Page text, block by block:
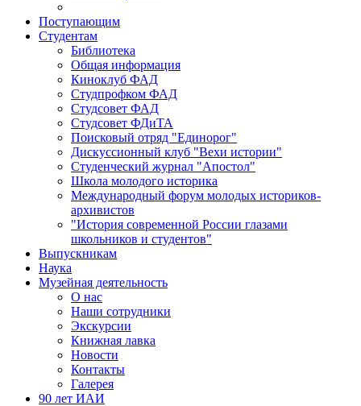
Поступающим
Студентам
Библиотека
Общая информация
Киноклуб ФАД
Студпрофком ФАД
Студсовет ФАД
Студсовет ФДиТА
Поисковый отряд "Единорог"
Дискуссионный клуб "Вехи истории"
Студенческий журнал "Апостол"
Школа молодого историка
Международный форум молодых историков-
архивистов
"История современной России глазами
школьников и студентов"
Выпускникам
Наука
Музейная деятельность
О нас
Наши сотрудники
Экскурсии
Книжная лавка
Новости
Контакты
Галерея
90 лет ИАИ